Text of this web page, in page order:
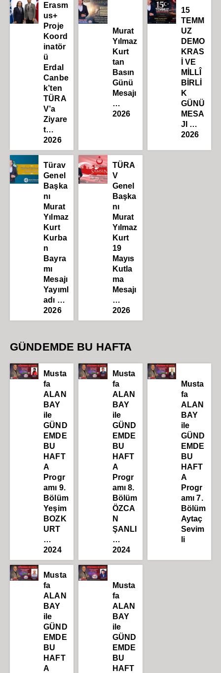
Erasm
us+
Proje
Koord
inatör
ü
Erdal
Canbe
k’ten
TÜRA
V’a
Ziyare
t…
2026
Murat
Yılmaz
Kurt
tan
Basın
Günü
Mesajı
…
2026
15
TEMM
UZ
DEMO
KRAS
İ VE
MİLLÎ
BİRLİ
K
GÜNÜ
MESA
JI …
2026
Türav
Genel
Başka
nı
Murat
Yılmaz
Kurt
Kurba
n
Bayra
mı
Mesajı
Yayıml
adı …
2026
TÜRA
V
Genel
Başka
nı
Murat
Yılmaz
Kurt
19
Mayıs
Kutla
ma
Mesajı
…
2026
GÜNDEMDE BU HAFTA
Musta
fa
ALAN
BAY
ile
GÜND
EMDE
BU
HAFT
A
Progr
amı 9.
Bölüm
Yeşim
BOZK
URT
…
2024
Musta
fa
ALAN
BAY
ile
GÜND
EMDE
BU
HAFT
A
Progr
amı 8.
Bölüm
ÖZCA
N
ŞANLI
…
2024
Musta
fa
ALAN
BAY
ile
GÜND
EMDE
BU
HAFT
A
Progr
amı 7.
Bölüm
Aytaç
Sevim
li
Musta
fa
ALAN
BAY
ile
GÜND
EMDE
BU
HAFT
A
Musta
fa
ALAN
BAY
ile
GÜND
EMDE
BU
HAFT